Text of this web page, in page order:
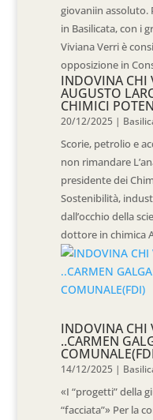
giovaniin assoluto.
in Basilicata, con i
Viviana Verri è
opposizione in
INDOVINA CHI
AUGUSTO
CHIMICI
20/12/2025 |
Scorie, petrolio e
non rimandare
presidente dei
Sostenibilità,
dall’occhio della
dottore in chimica
INDOVINA CHI
..CARMEN
14/12/2025 |
«I “progetti” della
“facciata”» Per la